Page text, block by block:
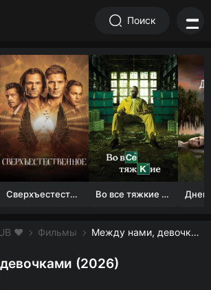
Поиск
Сверхъестественное Во все тяжкие 1-5 сезон
❤️ Фильмы Между нами, девочками смотреть онлайн бесплатно
(2026)